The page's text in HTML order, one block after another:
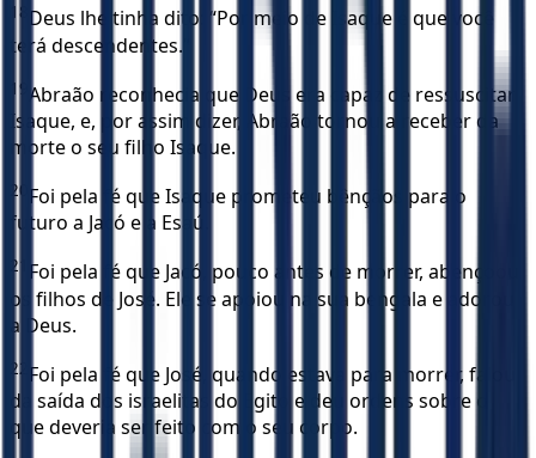
18 Deus lhe tinha dito: “Por meio de Isaque é que você
terá descendentes.”
19 Abraão reconhecia que Deus era capaz de ressuscitar
Isaque, e, por assim dizer, Abraão tornou a receber da
morte o seu filho Isaque.
20 Foi pela fé que Isaque prometeu bênçãos para o
futuro a Jacó e a Esaú.
21
Foi pela fé que Jacó, pouco antes de morrer, abençoou
os filhos de José. Ele se apoiou na sua bengala e adorou
a Deus.
22 Foi pela fé que José, quando estava para morrer, falou
da saída dos israelitas do Egito e deu ordens sobre o
que deveria ser feito com o seu corpo.